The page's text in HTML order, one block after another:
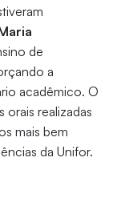
de
a
acadêmico. O
realizadas
mais bem
da Unifor.